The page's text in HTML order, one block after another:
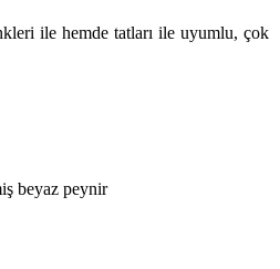
ile hemde tatları ile uyumlu, çok
beyaz peynir